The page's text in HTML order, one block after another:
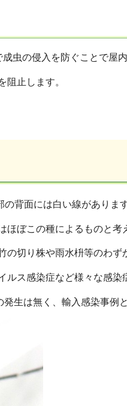
虫の侵入を防ぐことで屋
阻止します。
背面には白い線があります
ぼこの種によるものと考
切り株や雨水枡等のわず
ス感染症など様々な感染
生は無く、輸入感染事例